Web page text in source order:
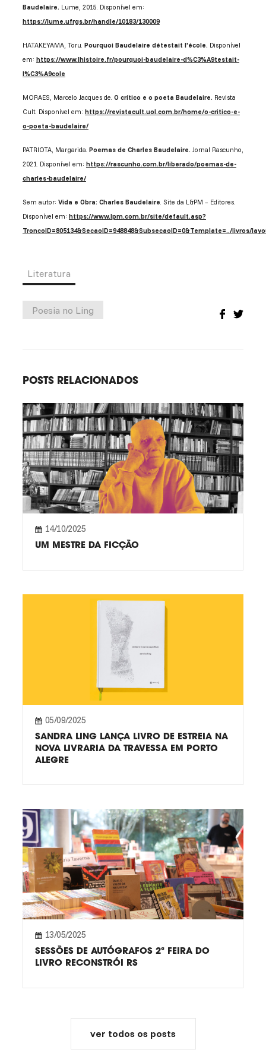
Baudelaire. Lume, 2015. Disponível em:
https://lume.ufrgs.br/handle/10183/130009
HATAKEYAMA, Toru. Pourquoi Baudelaire détestait l'école. Disponível
em: https://www.lhistoire.fr/pourquoi-baudelaire-d%C3%A9testait-
l%C3%A9cole
MORAES, Marcelo Jacques de. O crítico e o poeta Baudelaire. Revista
Cult. Disponível em: https://revistacult.uol.com.br/home/o-critico-e-
o-poeta-baudelaire/
PATRIOTA, Margarida. Poemas de Charles Baudelaire. Jornal Rascunho,
2021. Disponível em: https://rascunho.com.br/liberado/poemas-de-
charles-baudelaire/
Sem autor: Vida e Obra: Charles Baudelaire. Site da L&PM – Editores.
Disponível em: https://www.lpm.com.br/site/default.asp?
TroncoID=805134&SecaoID=948848&SubsecaoID=0&Template=../livros/
Literatura
Poesia no Ling
POSTS RELACIONADOS
14/10/2025
UM MESTRE DA FICÇÃO
05/09/2025
SANDRA LING LANÇA LIVRO DE ESTREIA NA
NOVA LIVRARIA DA TRAVESSA EM PORTO
ALEGRE
13/05/2025
SESSÕES DE AUTÓGRAFOS 2ª FEIRA DO
LIVRO RECONSTRÓI RS
ver todos os posts